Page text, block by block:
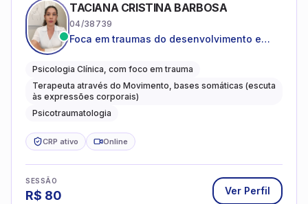
TACIANA CRISTINA BARBOSA
04/38739
Foca em traumas do desenvolvimento e
Psicologia Clínica, com foco em trauma
Terapeuta através do Movimento, bases somáticas (escuta
às expressões corporais)
Psicotraumatologia
CRP ativo Online
SESSÃO
R$ 80 Ver Perfil